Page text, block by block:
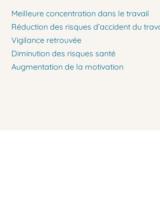
Meilleure concentration dans le travail
Réduction des risques d’accident du
Vigilance retrouvée
Diminution des risques santé
Augmentation de la motivation